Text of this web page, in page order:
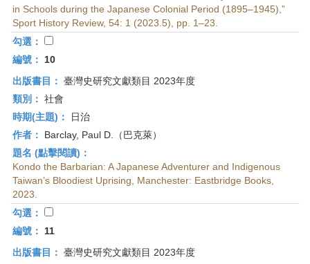
in Schools during the Japanese Colonial Period (1895–1945),”
Sport History Review, 54: 1 (2023.5), pp. 1–23.
勾選：
編號：
10
出版書目： 臺灣史研究文獻類目 2023年度
類別： 社會
時期(主題)：
日治
作者：
Barclay, Paul D.（巴克萊）
題名 (點擊閱讀)：
Kondo the Barbarian: A Japanese Adventurer and Indigenous
Taiwan’s Bloodiest Uprising, Manchester: Eastbridge Books,
2023.
勾選：
編號：
11
出版書目： 臺灣史研究文獻類目 2023年度